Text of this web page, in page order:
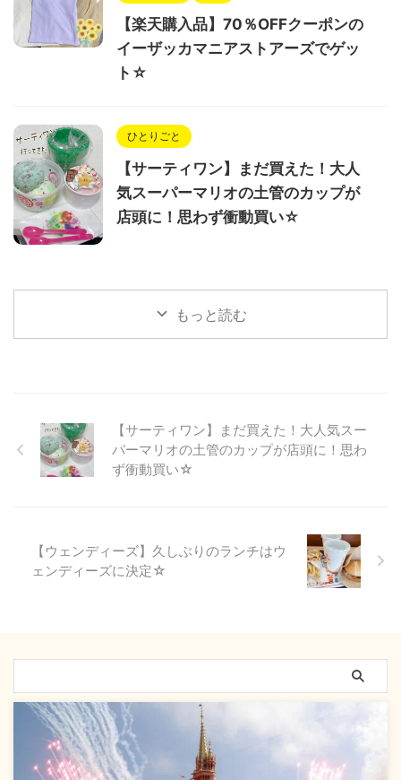
【楽天購入品】70％OFFクーポンの
イーザッカマニアストアーズでゲッ
ト☆
ひとりごと
【サーティワン】まだ買えた！大人
気スーパーマリオの土管のカップが
店頭に！思わず衝動買い☆
もっと読む
【サーティワン】まだ買えた！大人気スー
パーマリオの土管のカップが店頭に！思わ
ず衝動買い☆
【ウェンディーズ】久しぶりのランチはウ
ェンディーズに決定☆